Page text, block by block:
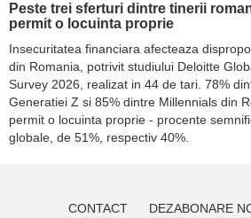
Peste trei sferturi dintre tinerii
permit o locuinta proprie
Insecuritatea financiara afecteaza
din Romania, potrivit studiului Deloitte
Survey 2026, realizat in 44 de tari. 78%
Generatiei Z si 85% dintre Millennials din
permit o locuinta proprie - procente
globale, de 51%, respectiv 40%.
CONTACT DEZABONARE